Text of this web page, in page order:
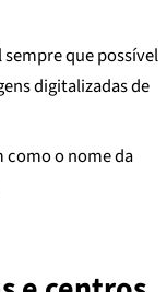
que possível
digitalizadas de
como o nome da